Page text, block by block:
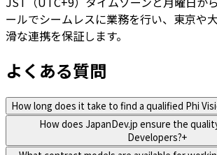
ールでシームレスに業務を行い、東京や
滑な連携を保証します。
よくある質問
How long does it take to find a qualified Phi
How does JapanDev.jp ensure the
Developers?+